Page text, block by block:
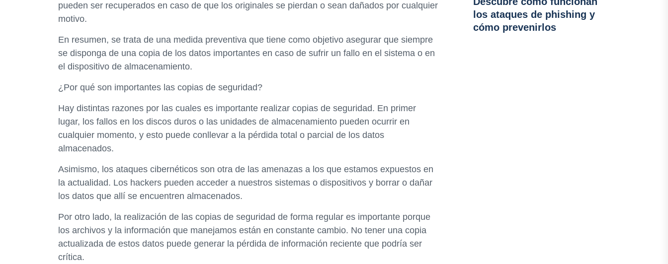
pueden ser recuperados en caso de que los originales se pierdan o sean dañados por cualquier
motivo.
En resumen, se trata de una medida preventiva que tiene como objetivo asegurar que siempre
se disponga de una copia de los datos importantes en caso de sufrir un fallo en el sistema o en
el dispositivo de almacenamiento.
¿Por qué son importantes las copias de seguridad?
Hay distintas razones por las cuales es importante realizar copias de seguridad. En primer
lugar, los fallos en los discos duros o las unidades de almacenamiento pueden ocurrir en
cualquier momento, y esto puede conllevar a la pérdida total o parcial de los datos
almacenados.
Asimismo, los ataques cibernéticos son otra de las amenazas a los que estamos expuestos en
la actualidad. Los hackers pueden acceder a nuestros sistemas o dispositivos y borrar o dañar
los datos que allí se encuentren almacenados.
Por otro lado, la realización de las copias de seguridad de forma regular es importante porque
los archivos y la información que manejamos están en constante cambio. No tener una copia
actualizada de estos datos puede generar la pérdida de información reciente que podría ser
crítica.
los ataques de phishing y
cómo prevenirlos